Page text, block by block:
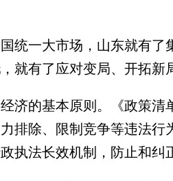
一大市场，山东就有了
就有了应对变局、开拓新
的基本原则。《政策清
排除、限制竞争等违法行
执法长效机制，防止和纠